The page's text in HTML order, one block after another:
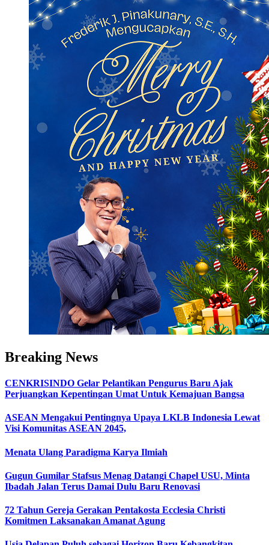
Breaking News
CENKRISINDO Gelar Pelantikan Pengurus Baru Ajak
Perjuangkan Kepentingan Umat Untuk Kemajuan Bangsa
ASEAN Mengakui Pentingnya Upaya LKLB Indonesia Lewat
Visi Komunitas ASEAN 2045,
Menata Ulang Paradigma Karya Ilmiah
Gugun Gumilar Stafsus Menag Datangi Chapel USU, Minta
Ibadah Jalan Terus Damai Dulu Baru Renovasi
72 Tahun Gereja Gerakan Pentakosta Ecclesia Christi
Komitmen Laksanakan Amanat Agung